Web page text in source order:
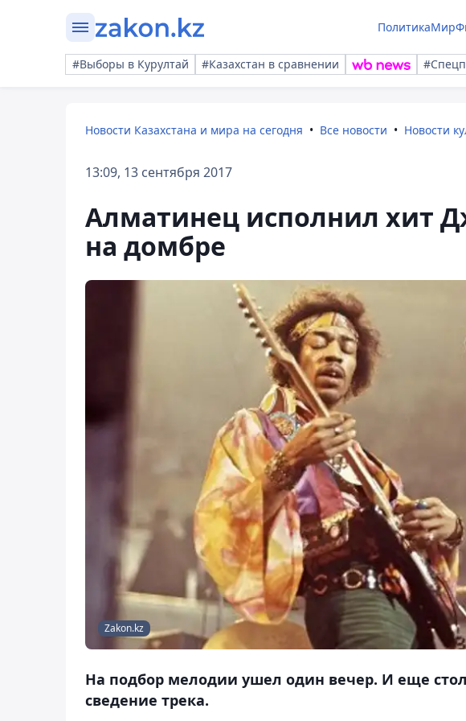
ПолитикаМир
#Выборы в Курултай #Казахстан в сравнении
Новости Казахстана и мира на сегодня Все новости Новости
13:09, 13 сентября 2017
Алматинец исполнил хит
на домбре
Zakon.kz
На подбор мелодии ушел один вечер. И еще
сведение трека.